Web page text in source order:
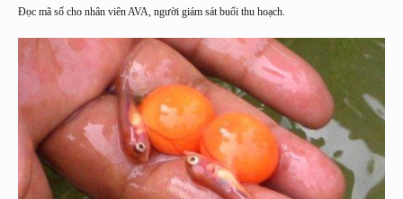
Đọc mã số cho nhân viên AVA, người giám sát buổi thu hoạch.